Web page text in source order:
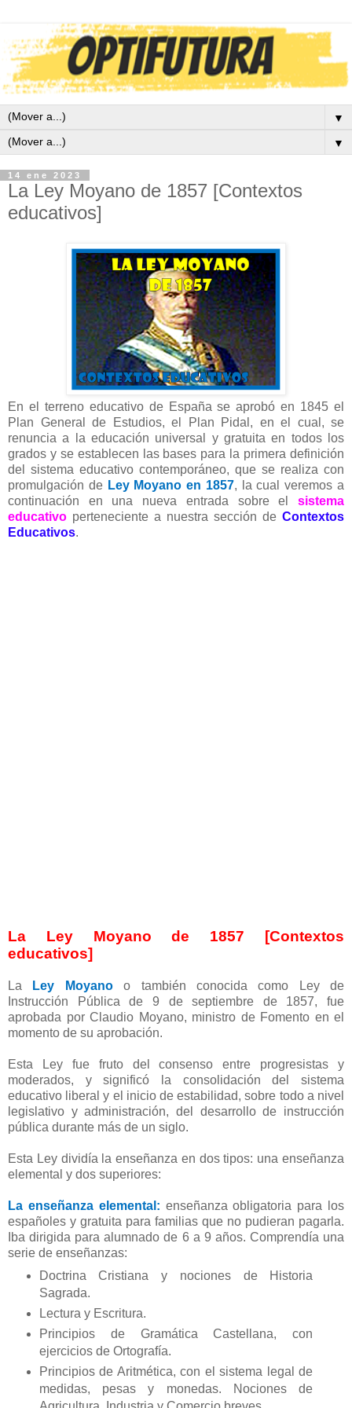
▼
▼
14 ene 2023
La Ley Moyano de 1857 [Contextos
educativos]
En el terreno educativo de España se aprobó en 1845 el
Plan General de Estudios, el Plan Pidal, en el cual, se
renuncia a la educación universal y gratuita en todos los
grados y se establecen las bases para la primera definición
del sistema educativo contemporáneo, que se realiza con
promulgación de Ley Moyano en 1857, la cual veremos a
continuación en una nueva entrada sobre el sistema
educativo perteneciente a nuestra sección de Contextos
Educativos.
La Ley Moyano de 1857 [Contextos
educativos]
La Ley Moyanoo también conocida como Ley de
Instrucción Pública de 9 de septiembre de 1857, fue
aprobada por Claudio Moyano, ministro de Fomento en el
momento de su aprobación.
Esta Ley fue fruto del consenso entre progresistas y
moderados, y significó la consolidación del sistema
educativo liberal y el inicio de estabilidad, sobre todo a nivel
legislativo y administración, del desarrollo de instrucción
pública durante más de un siglo.
Esta Ley dividía la enseñanza en dos tipos: una enseñanza
elemental y dos superiores:
La enseñanza elemental: enseñanza obligatoria para los
españoles y gratuita para familias que no pudieran pagarla.
Iba dirigida para alumnado de 6 a 9 años. Comprendía una
serie de enseñanzas:
Doctrina Cristiana y nociones de Historia
Sagrada.
Lectura y Escritura.
Principios de Gramática Castellana, con
ejercicios de Ortografía.
Principios de Aritmética, con el sistema legal de
medidas, pesas y monedas. Nociones de